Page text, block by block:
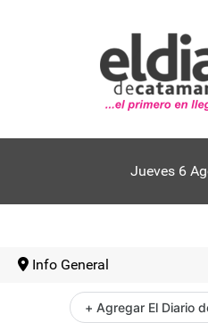
Jueves 6
Info General
+ Agregar El Diario